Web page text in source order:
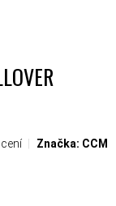
5 hvězdiček.
Značka: CCM